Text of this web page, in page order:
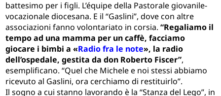
battesimo per i figli. L’équipe della Pastorale giovanile-
vocazionale diocesana. E il “Gaslini”, dove con altre
associazioni fanno volontariato in corsia.“Regaliamo il
tempo ad una mamma per un caffè, facciamo
giocare i bimbi a «Radio fra le note», la radio
dell’ospedale, gestita da don Roberto Fiscer”,
esemplificano. “Quel che Michele e noi stessi abbiamo
ricevuto al Gaslini, ora cerchiamo di restituirlo”.
Il sogno a cui stanno lavorando è la “Stanza del Lego”, in